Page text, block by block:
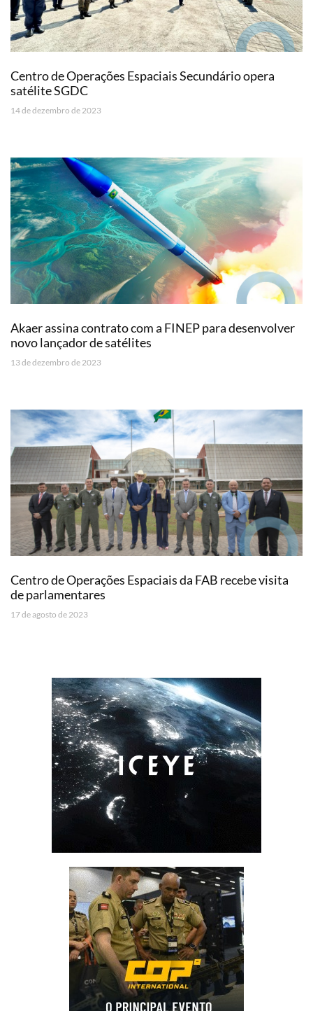
Centro de Operações Espaciais Secundário opera
satélite SGDC
14 de dezembro de 2023
Akaer assina contrato com a FINEP para desenvolver
novo lançador de satélites
13 de dezembro de 2023
Centro de Operações Espaciais da FAB recebe visita
de parlamentares
17 de agosto de 2023